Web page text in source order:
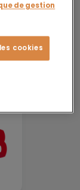
de gestion
cookies